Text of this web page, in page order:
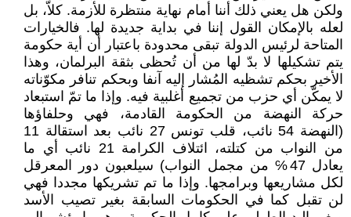
ولكن هل يعني ذلك أننا أمام نهاية منتظرة للأزمة. كلاّ، بل
لعله بالإمكان القول إننا في بداية جديدة لها. فالخيارات
المتاحة لرئيس الدولة تبقى محدودة باعتبار أن أية حكومة
يتم تشكيلها لا بدّ لها من أن تُحظى بثقة البرلمان، وهذا
الأخير بحكم تشظيه المُشار إليه آنفا وبحكم تنافر مكوّناته
لا يمكّن أي حزب من تجميع أغلبية فيه. وإذا ما تمّ استبعاد
حركة النهضة من الحكومة القادمة، فهي وحلفاؤها
(النهضة 54 نائب، قلب تونس 27 نائب بعد استقالة 11
من النواب من كتلته، ائتلاف الكرامة 21 نائب أي ما
يعادل 47℅ من مجمل النواب) سيلعبون دور المعرقل
لكل مشاريعها وبرامجها. وإذا ما تم تشريكها مجددا فهي
لن تقبل كما في الحكومات السابقة بغير تصيب الأسد